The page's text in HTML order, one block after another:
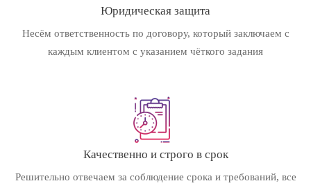
Юридическая защита
Несём ответственность по договору, который заключаем с
каждым клиентом с указанием чёткого задания
Качественно и строго в срок
Решительно отвечаем за соблюдение срока и требований, все